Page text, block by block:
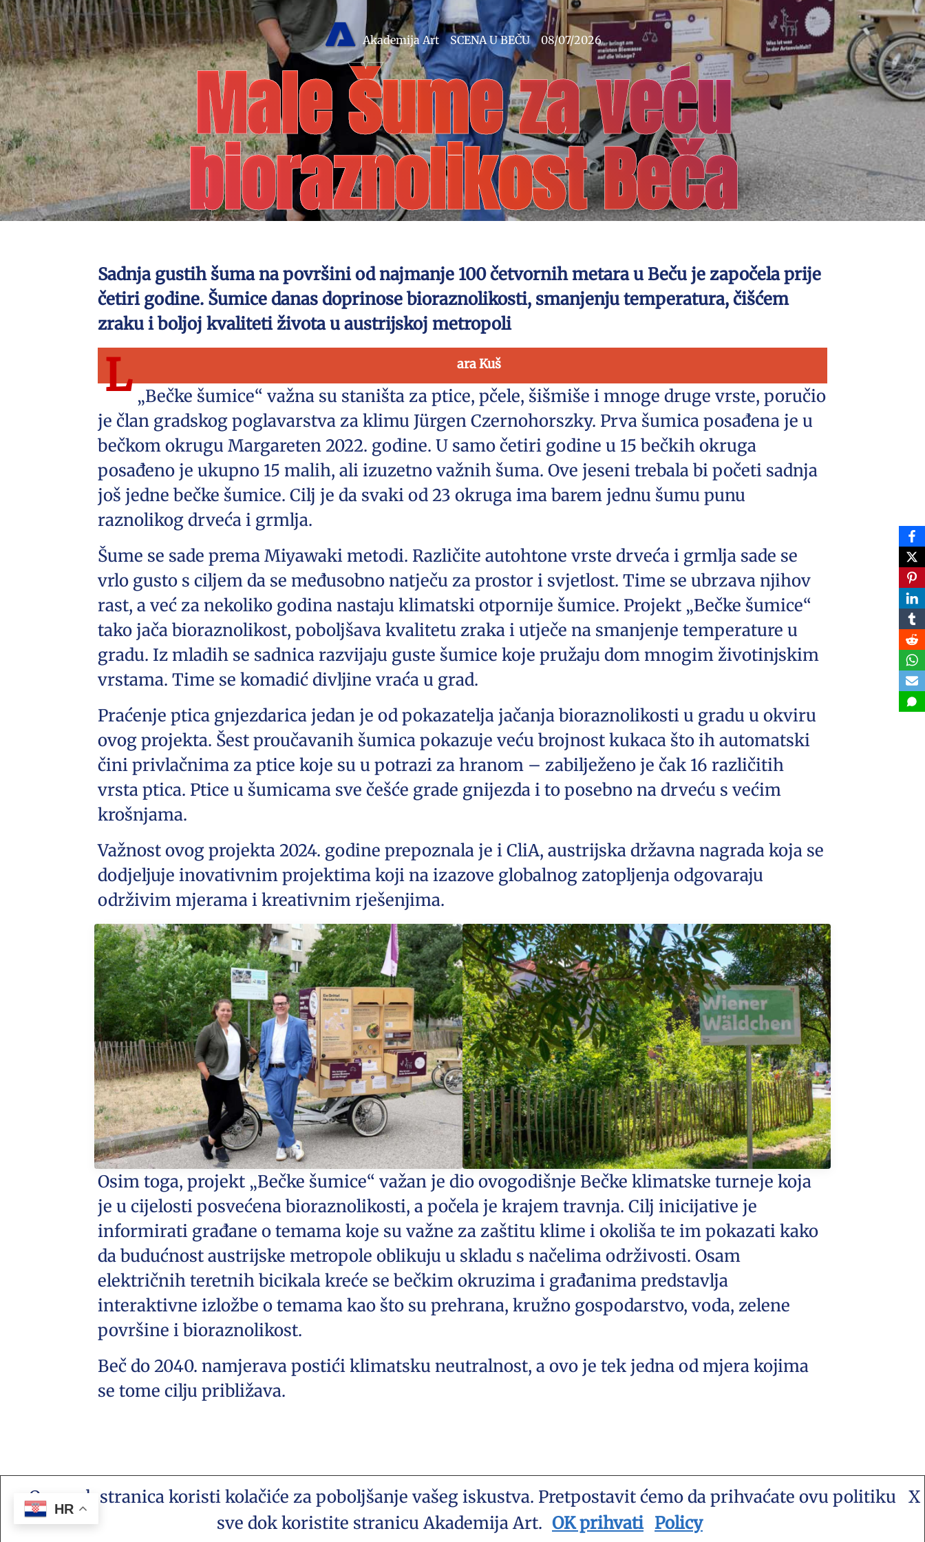
Akademija Art SCENA U BEČU 08/07/2026
Male šume za veću
bioraznolikost Beča
Sadnja gustih šuma na površini od najmanje 100 četvornih metara u Beču je započela prije
četiri godine. Šumice danas doprinose bioraznolikosti, smanjenju temperatura, čišćem
zraku i boljoj kvaliteti života u austrijskoj metropoli
L ara Kuš
„Bečke šumice“ važna su staništa za ptice, pčele, šišmiše i mnoge druge vrste, poručio
je član gradskog poglavarstva za klimu Jürgen Czernohorszky. Prva šumica posađena je u
bečkom okrugu Margareten 2022. godine. U samo četiri godine u 15 bečkih okruga
posađeno je ukupno 15 malih, ali izuzetno važnih šuma. Ove jeseni trebala bi početi sadnja
još jedne bečke šumice. Cilj je da svaki od 23 okruga ima barem jednu šumu punu
raznolikog drveća i grmlja.
Šume se sade prema Miyawaki metodi. Različite autohtone vrste drveća i grmlja sade se
vrlo gusto s ciljem da se međusobno natječu za prostor i svjetlost. Time se ubrzava njihov
rast, a već za nekoliko godina nastaju klimatski otpornije šumice. Projekt „Bečke šumice“
tako jača bioraznolikost, poboljšava kvalitetu zraka i utječe na smanjenje temperature u
gradu. Iz mladih se sadnica razvijaju guste šumice koje pružaju dom mnogim životinjskim
vrstama. Time se komadić divljine vraća u grad.
Praćenje ptica gnjezdarica jedan je od pokazatelja jačanja bioraznolikosti u gradu u okviru
ovog projekta. Šest proučavanih šumica pokazuje veću brojnost kukaca što ih automatski
čini privlačnima za ptice koje su u potrazi za hranom – zabilježeno je čak 16 različitih
vrsta ptica. Ptice u šumicama sve češće grade gnijezda i to posebno na drveću s većim
krošnjama.
Važnost ovog projekta 2024. godine prepoznala je i CliA, austrijska državna nagrada koja se
dodjeljuje inovativnim projektima koji na izazove globalnog zatopljenja odgovaraju
održivim mjerama i kreativnim rješenjima.
Osim toga, projekt „Bečke šumice“ važan je dio ovogodišnje Bečke klimatske turneje koja
je u cijelosti posvećena bioraznolikosti, a počela je krajem travnja. Cilj inicijative je
informirati građane o temama koje su važne za zaštitu klime i okoliša te im pokazati kako
da budućnost austrijske metropole oblikuju u skladu s načelima održivosti. Osam
električnih teretnih bicikala kreće se bečkim okruzima i građanima predstavlja
interaktivne izložbe o temama kao što su prehrana, kružno gospodarstvo, voda, zelene
površine i bioraznolikost.
Beč do 2040. namjerava postići klimatsku neutralnost, a ovo je tek jedna od mjera kojima
se tome cilju približava.
Kontakt e-mail: akademija.art@gmail.com • Akademija Art Zagreb • Hrvatska stranica za umjetnost i sve druge
vijesti te platforma suradnje © Copyright 2005 © All rights reserved
HR
Ova web stranica koristi kolačiće za poboljšanje vašeg iskustva. Pretpostavit ćemo da prihvaćate ovu politiku
sve dok koristite stranicu Akademija Art.
X
OK prihvati Policy